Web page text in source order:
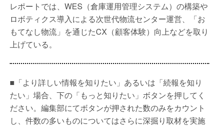
レポートでは、WES（倉庫運用管理システム）の構築や
ロボティクス導入による次世代物流センター運営、「お
もてなし物流」を通じたCX（顧客体験）向上などを取り
上げている。
■「より詳しい情報を知りたい」あるいは「続報を知り
たい」場合、下の「もっと知りたい」ボタンを押してく
ださい。編集部にてボタンが押された数のみをカウント
し、件数の多いものについてはさらに深掘り取材を実施